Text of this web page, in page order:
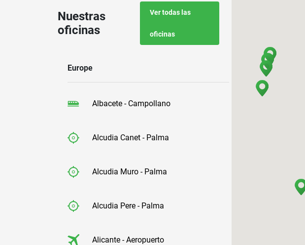
Nuestras
oficinas
Ver todas las
oficinas
Europe
Albacete - Campollano
Alcudia Canet - Palma
Alcudia Muro - Palma
Alcudia Pere - Palma
Alicante - Aeropuerto